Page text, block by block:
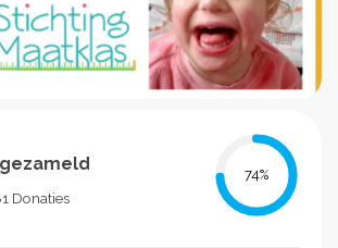
Donaties
74%